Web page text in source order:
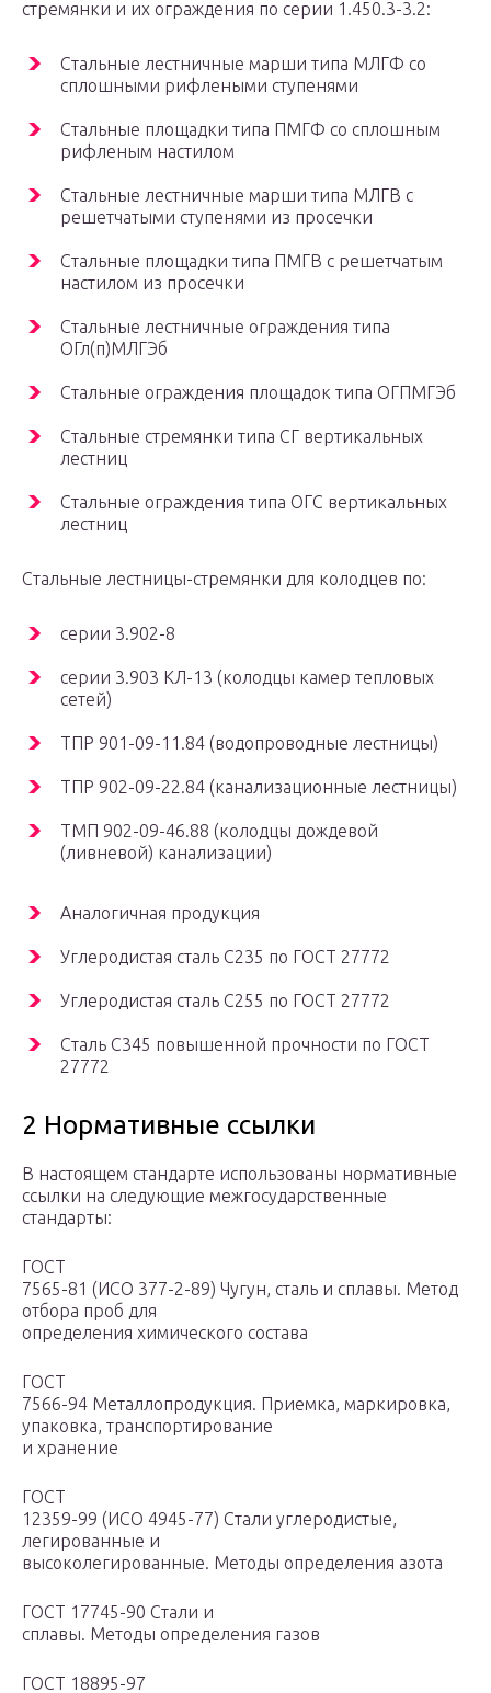
стремянки и их ограждения по серии 1.450.3-3.2:
Стальные лестничные марши типа МЛГФ со
сплошными рифлеными ступенями
Стальные площадки типа ПМГФ со сплошным
рифленым настилом
Стальные лестничные марши типа МЛГВ с
решетчатыми ступенями из просечки
Стальные площадки типа ПМГВ с решетчатым
настилом из просечки
Стальные лестничные ограждения типа
ОГл(п)МЛГЭб
Стальные ограждения площадок типа ОГПМГЭб
Стальные стремянки типа СГ вертикальных
лестниц
Стальные ограждения типа ОГС вертикальных
лестниц
Стальные лестницы-стремянки для колодцев по:
серии 3.902-8
серии 3.903 КЛ-13 (колодцы камер тепловых
сетей)
ТПР 901-09-11.84 (водопроводные лестницы)
ТПР 902-09-22.84 (канализационные лестницы)
ТМП 902-09-46.88 (колодцы дождевой
(ливневой) канализации)
Аналогичная продукция
Углеродистая сталь С235 по ГОСТ 27772
Углеродистая сталь С255 по ГОСТ 27772
Сталь С345 повышенной прочности по ГОСТ
27772
2 Нормативные ссылки
В настоящем стандарте использованы нормативные
ссылки на следующие межгосударственные
стандарты:
ГОСТ
7565-81 (ИСО 377-2-89) Чугун, сталь и сплавы. Метод
отбора проб для
определения химического состава
ГОСТ
7566-94 Металлопродукция. Приемка, маркировка,
упаковка, транспортирование
и хранение
ГОСТ
12359-99 (ИСО 4945-77) Стали углеродистые,
легированные и
высоколегированные. Методы определения азота
ГОСТ 17745-90 Стали и
сплавы. Методы определения газов
ГОСТ 18895-97